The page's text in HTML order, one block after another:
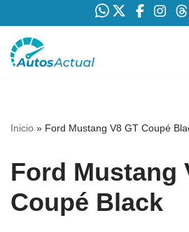
Saltar
Inicio » Ford Mustang V8 GT Coupé
Ford Mustang
Coupé Black